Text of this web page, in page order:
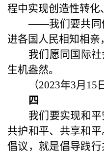
程中实现创造性转化
——我们要共同
进各国人民相知相
我们愿同国际
生机盎然。
（2023年3月15
四
我们要实现和
共护和平、共享和
倡议，就是倡导践